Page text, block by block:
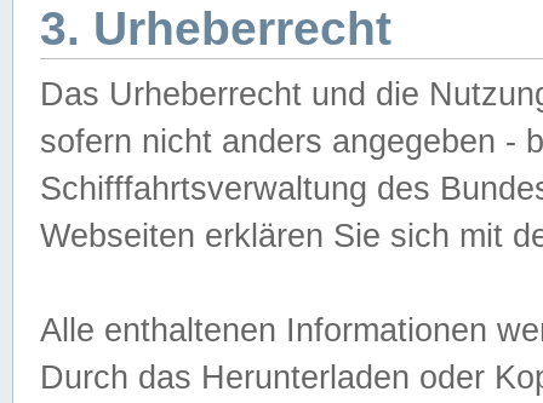
3. Urheberrecht
Das Urheberrecht und die
sofern nicht anders angegeben -
Schifffahrtsverwaltung des
Webseiten erklären Sie sich mit
Alle enthaltenen Informationen
Durch das Herunterladen oder